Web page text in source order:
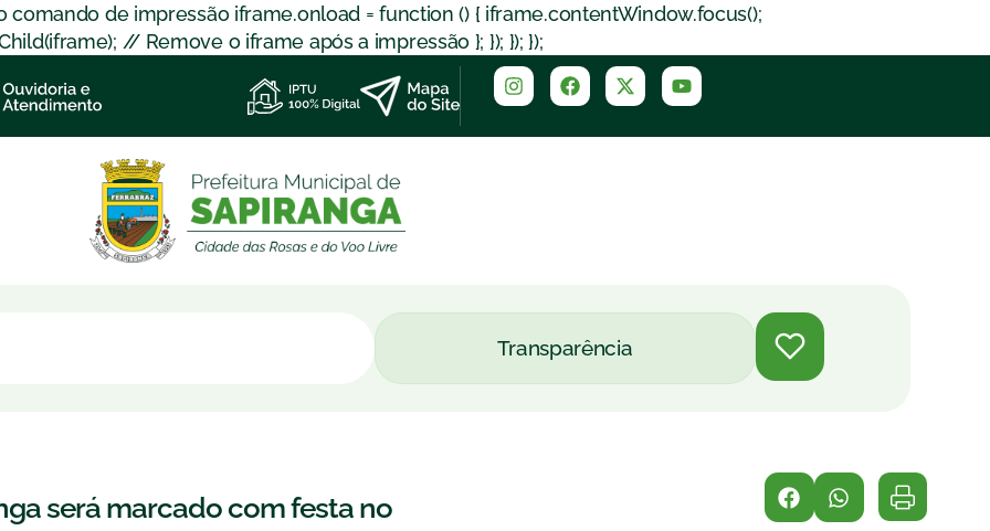
de impressão iframe.onload = function () { iframe.contentWindow.focus();
// Remove o iframe após a impressão }; }); }); });
Transparência
será marcado com festa no